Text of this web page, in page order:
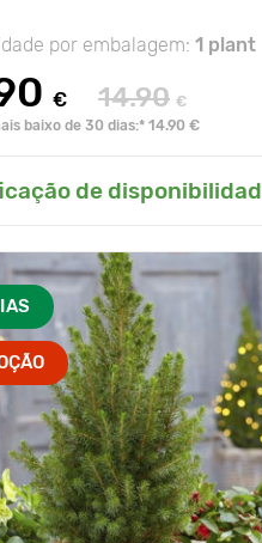
por embalagem: 1 plant
€ 14.90 €
baixo de 30 dias:* 14.90 €
deao meu jardim